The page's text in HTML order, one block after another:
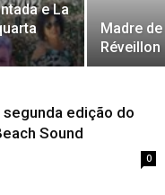
e La
Madre
Réveillon
edição do
Sound
0